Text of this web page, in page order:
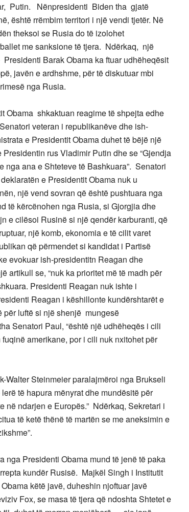
Putin. Nënpresidenti Biden tha gjatë
është rrëmbim territori i një vendi tjetër. Në
theksoi se Rusia do të izolohet
me sanksione të tjera. Ndërkaq, një
Barak Obama ka ftuar udhëheqësit
javën e ardhshme, për të diskutuar mbi
nga Rusia.
Obama shkaktuan reagime të shpejta edhe
veteran i republikanëve dhe ish-
e Presidentit Obama duhet të bëjë një
rus Vladimir Putin dhe se “Gjendja
ana e Shteteve të Bashkuara”. Senatori
e Presidentit Obama nuk u
një vend sovran që është pushtuara nga
të kërcënohen nga Rusia, si Gjorgjia dhe
e cilësoi Rusinë si një qendër karburanti, që
një komb, ekonomia e të cilit varet
që përmendet si kandidat i Partisë
evokuar ish-presidentitn Reagan dhe
artikull se, “nuk ka prioritet më të madh për
Presidenti Reagan nuk ishte i
Reagan i këshillonte kundërshtarët e
për luftë si një shenjë mungesë
Senatori Paul, “është një udhëheqës i cili
amerikane, por i cili nuk nxitohet për
Walter Steinmeier paralajmëroi nga Brukseli
të hapura mënyrat dhe mundësitë për
në ndarjen e Europës.” Ndërkaq, Sekretari i
të ketë thënë të martën se me aneksimin e
nga Presidenti Obama mund të jenë të paka
kundër Rusisë. Majkël Singh i Institutit
këtë javë, duheshin njoftuar javë
Fox, se masa të tjera që ndoshta Shtetet e